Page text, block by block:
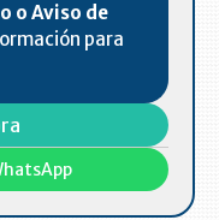
o Aviso de
para